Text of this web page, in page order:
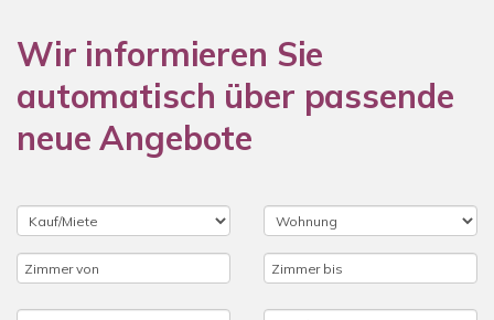
Wir informieren Sie
automatisch über passende
neue Angebote